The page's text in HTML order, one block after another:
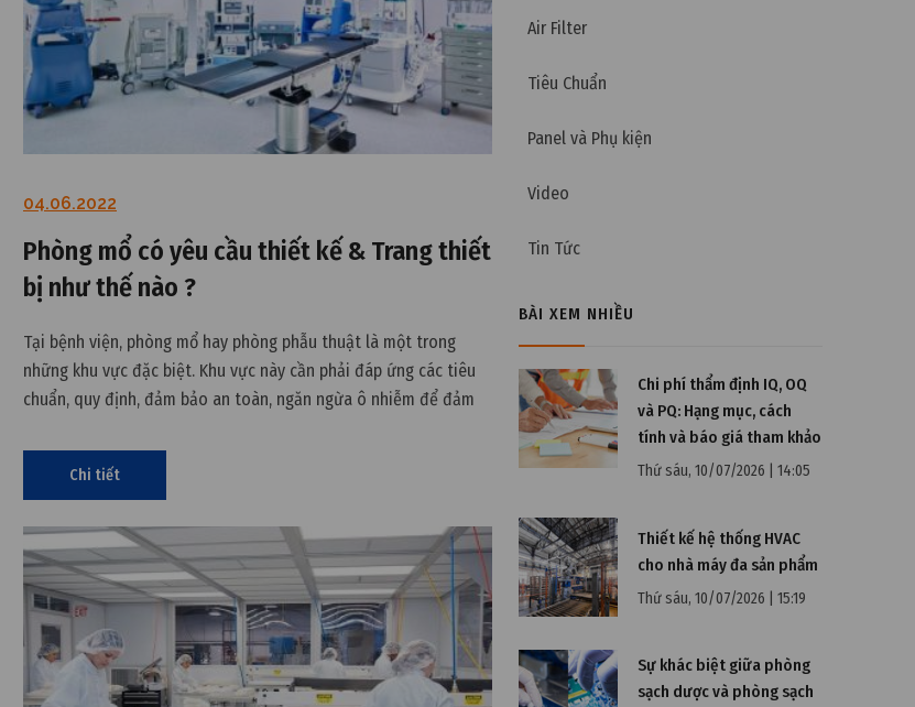
04.06.2022
Phòng mổ có yêu cầu thiết kế & Trang thiết
bị như thế nào ?
Tại bệnh viện, phòng mổ hay phòng phẫu thuật là một trong
những khu vực đặc biệt. Khu vực này cần phải đáp ứng các tiêu
chuẩn, quy định, đảm bảo an toàn, ngăn ngừa ô nhiễm để đảm
Chi tiết
Air Filter
Tiêu Chuẩn
Panel và Phụ kiện
Video
Tin Tức
BÀI XEM NHIỀU
Chi phí thẩm định IQ, OQ
và PQ: Hạng mục, cách
tính và báo giá tham khảo
Thứ sáu, 10/07/2026 | 14:05
Thiết kế hệ thống HVAC
cho nhà máy đa sản phẩm
Thứ sáu, 10/07/2026 | 15:19
Sự khác biệt giữa phòng
sạch dược và phòng sạch